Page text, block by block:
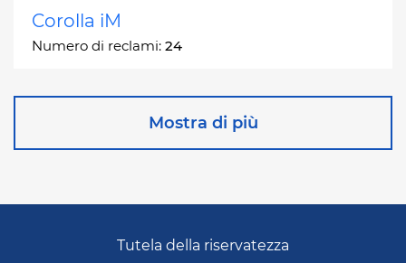
Corolla iM
Numero di reclami: 24
Corona Station Wagon
Mostra di più
Tutela della riservatezza